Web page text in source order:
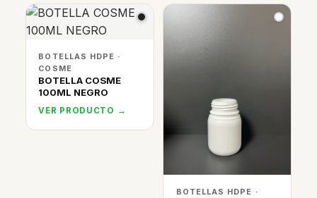
BOTELLAS HDPE ·
COSME
BOTELLA COSME
100ML NEGRO
VER PRODUCTO →
BOTELLAS HDPE ·